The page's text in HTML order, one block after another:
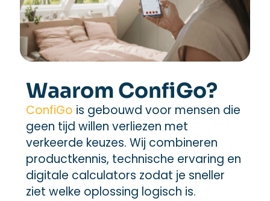
Waarom ConfiGo?
ConfiGo is gebouwd voor mensen die
geen tijd willen verliezen met
verkeerde keuzes. Wij combineren
productkennis, technische ervaring en
digitale calculators zodat je sneller
ziet welke oplossing logisch is.